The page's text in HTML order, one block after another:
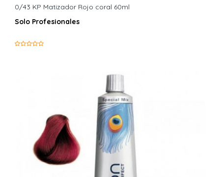
0/43 KP Matizador Rojo coral 60ml
Solo Profesionales